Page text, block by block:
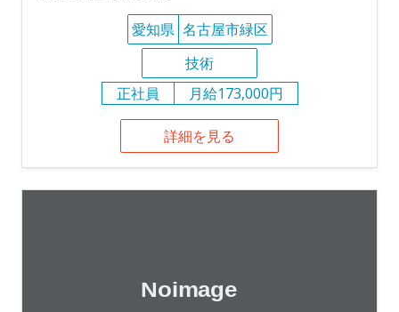
愛知県 名古屋市緑区
技術
正社員
月給173,000円
詳細を見る